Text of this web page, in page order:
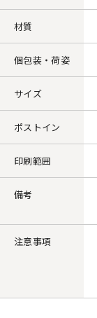
材質
個包装・荷姿
サイズ
ポストイン
印刷範囲
備考
注意事項